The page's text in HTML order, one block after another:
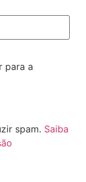
para a
spam. Saiba